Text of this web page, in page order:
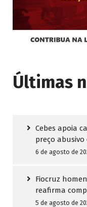
Últimas
Cebes apoia
preço
6 de agosto de
Fiocruz
reafirma
5 de agosto de